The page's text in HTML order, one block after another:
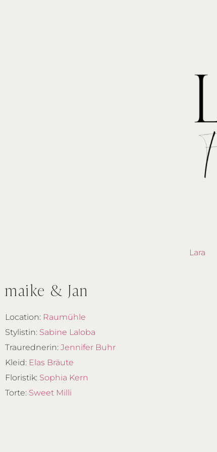
Lara
maike & Jan
Location: Raumühle
Stylistin: Sabine Laloba
Traurednerin: Jennifer Buhr
Kleid: Elas Bräute
Floristik: Sophia Kern
Torte: Sweet Milli